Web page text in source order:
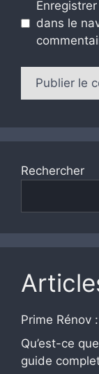
dans le
Rechercher
Prime Rénov
Qu’est-ce
guide